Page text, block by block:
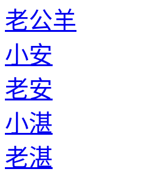
老公羊
小安
老安
小湛
老湛